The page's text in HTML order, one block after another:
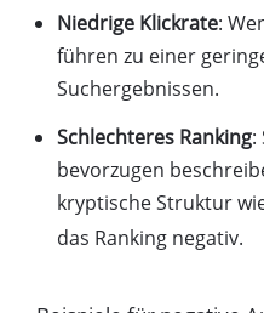
Niedrige Klickrate:
führen zu einer
Suchergebnissen.
Schlechteres Ranking:
bevorzugen
kryptische Struktur
das Ranking negativ.